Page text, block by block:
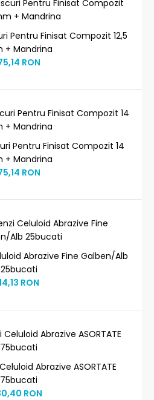
Pentru Finisat Compozit 12,5
+ Mandrina
RON
Pentru Finisat Compozit 14
+ Mandrina
RON
Abrazive Fine Galben/Alb
25bucati
RON
Abrazive ASORTATE
75bucati
RON